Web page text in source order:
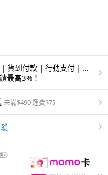
貨到付款 | 行動支付 | 超
卡
最高3%！
未滿$490 運費$75